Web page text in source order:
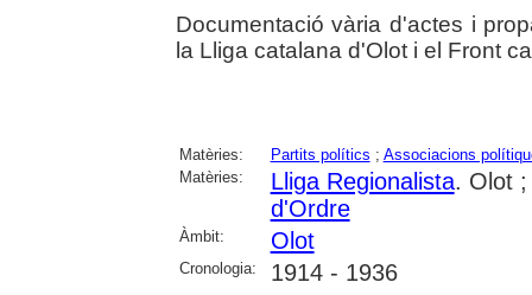
Documentació vària d'actes i
la Lliga catalana d'Olot i el Front
Matèries: Partits polítics ; Associacions
Matèries:
Lliga Regionalista. Olot
d'Ordre
Àmbit: Olot
Cronologia: 1914 - 1936